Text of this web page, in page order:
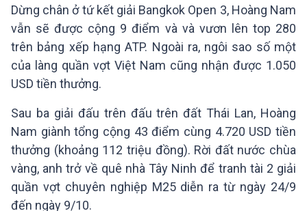
Dừng chân ở tứ kết giải Bangkok Open 3, Hoàng Nam
vẫn sẽ được cộng 9 điểm và và vươn lên top 280
trên bảng xếp hạng ATP. Ngoài ra, ngôi sao số một
của làng quần vợt Việt Nam cũng nhận được 1.050
USD tiền thưởng.
Sau ba giải đấu trên đấu trên đất Thái Lan, Hoàng
Nam giành tổng cộng 43 điểm cùng 4.720 USD tiền
thưởng (khoảng 112 triệu đồng). Rời đất nước chùa
vàng, anh trở về quê nhà Tây Ninh để tranh tài 2 giải
quần vợt chuyên nghiệp M25 diễn ra từ ngày 24/9
đến ngày 9/10.